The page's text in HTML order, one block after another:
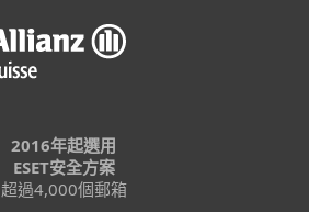
2016年起選用
ESET安全方案
超過4,000個郵箱